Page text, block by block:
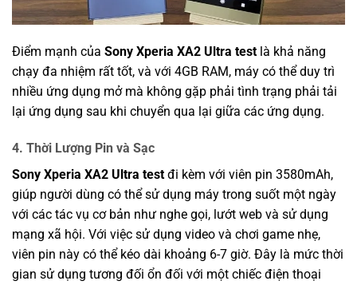
Điểm mạnh của Sony Xperia XA2 Ultra test là khả năng
chạy đa nhiệm rất tốt, và với 4GB RAM, máy có thể duy trì
nhiều ứng dụng mở mà không gặp phải tình trạng phải tải
lại ứng dụng sau khi chuyển qua lại giữa các ứng dụng.
4. Thời Lượng Pin và Sạc
Sony Xperia XA2 Ultra test đi kèm với viên pin 3580mAh,
giúp người dùng có thể sử dụng máy trong suốt một ngày
với các tác vụ cơ bản như nghe gọi, lướt web và sử dụng
mạng xã hội. Với việc sử dụng video và chơi game nhẹ,
viên pin này có thể kéo dài khoảng 6-7 giờ. Đây là mức thời
gian sử dụng tương đối ổn đối với một chiếc điện thoại